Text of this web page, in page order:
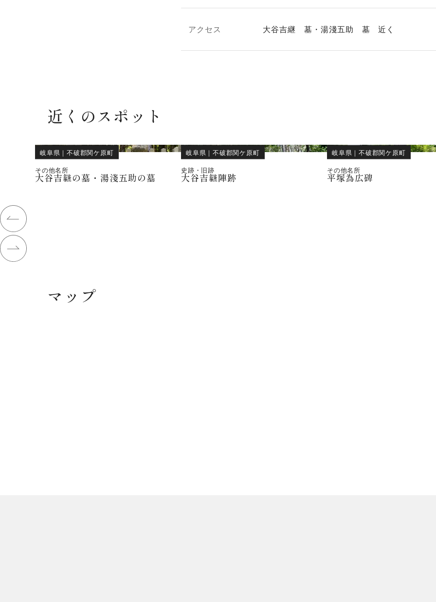
アクセス 大谷吉継 墓・湯淺五助 墓 近く
近くのスポット
岐阜県 ｜不破郡関ケ原町
その他名所
大谷吉継の墓・湯淺五助の墓
岐阜県 ｜不破郡関ケ原町
史跡・旧跡
大谷吉継陣跡
岐阜県 ｜不破郡関ケ原町
その他名所
平塚為広碑
マップ